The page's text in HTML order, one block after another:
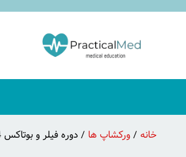
خانه /ورکشاپ ها / دوره فیلر و بوتاکس 4